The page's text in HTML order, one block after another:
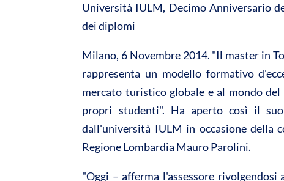
at
s
A
p
p
e
b
o
o
k
itt ail
Università IULM, Decimo Anniversario
dei diplomi
Milano, 6 Novembre 2014. "Il master in
rappresenta un modello formativo
mercato turistico globale e al mondo
propri studenti". Ha aperto così il
dall'università IULM in occasione della
Regione Lombardia Mauro Parolini.
"Oggi – afferma l'assessore